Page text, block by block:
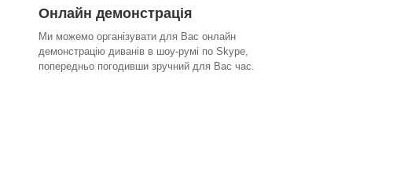
Онлайн демонстрація
Ми можемо організувати для Вас онлайн
демонстрацію диванів в шоу-румі по Skype,
попередньо погодивши зручний для Вас час.